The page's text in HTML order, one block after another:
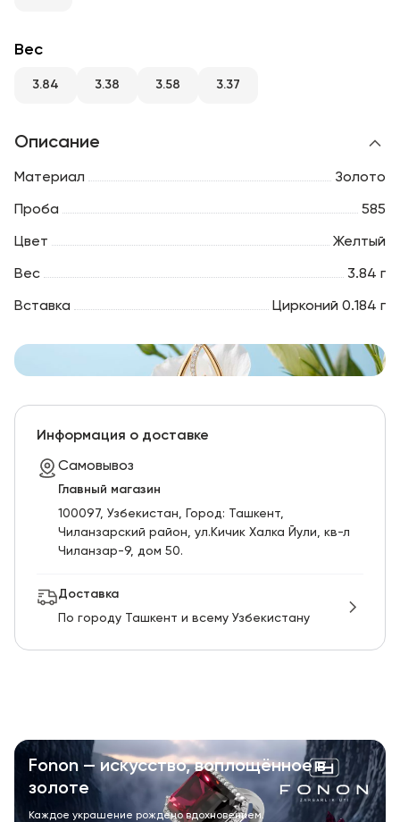
Вес
3.84 3.38 3.58 3.37
Описание
Материал Золото
Проба 585
Цвет Желтый
Вес 3.84 г
Вставка Цирконий 0.184 г
Информация о доставке
Самовывоз
Главный магазин
100097, Узбекистан, Город: Ташкент,
Чиланзарский pайон, ул.Кичик Халка Йули, кв-л
Чиланзар-9, дом 50.
Доставка
По городу Ташкент и всему Узбекистану
Fonon — искусство, воплощённое в
золоте
Каждое украшение рождено вдохновением.